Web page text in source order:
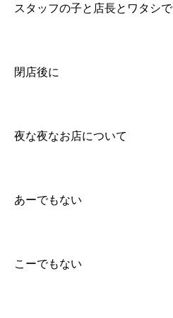
スタッフの子と店長とワタシで
閉店後に
夜な夜なお店について
あーでもない
こーでもない